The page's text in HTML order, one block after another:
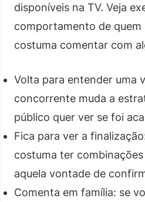
disponíveis na TV. Veja
comportamento de quem
costuma comentar com
Volta para entender uma
concorrente muda a
público quer ver se foi
Fica para ver a
costuma ter
aquela vontade de
Comenta em família: se